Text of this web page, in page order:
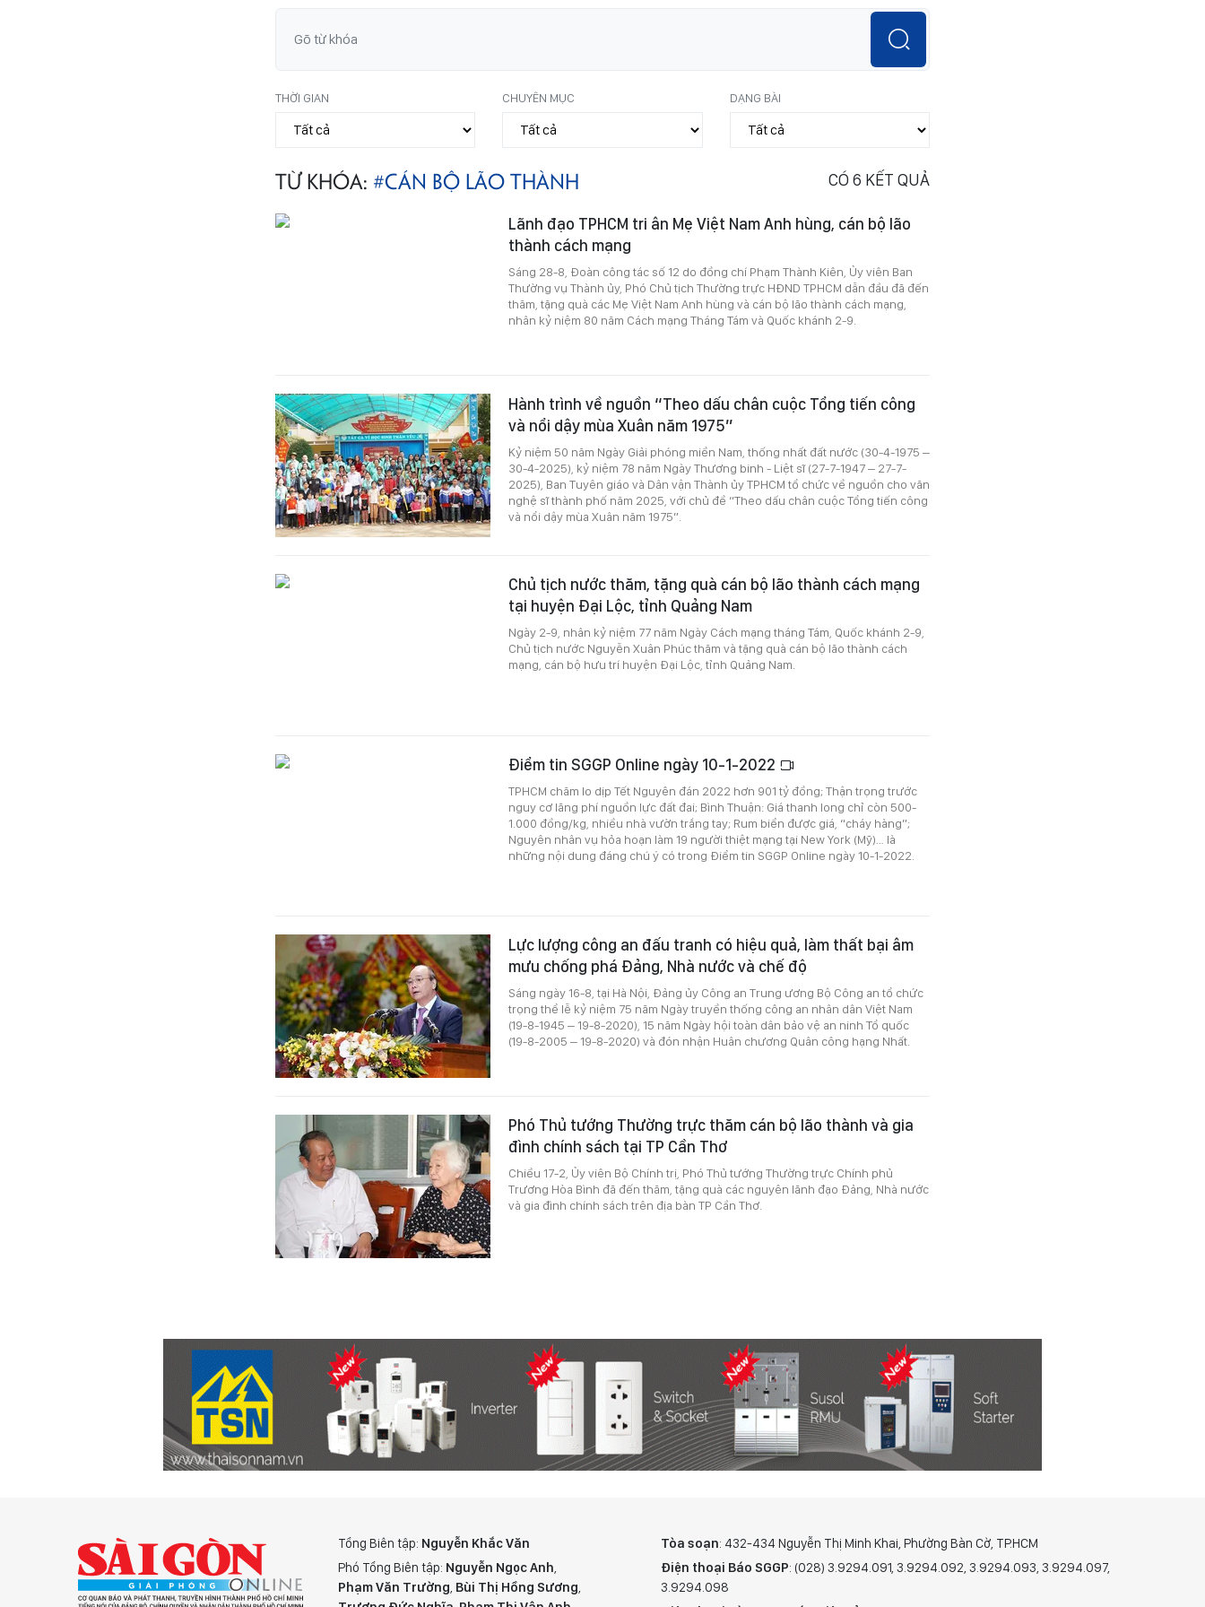
THỜI GIAN CHUYÊN MỤC DẠNG BÀI
TỪ KHÓA: #CÁN BỘ LÃO THÀNH CÓ 6 KẾT QUẢ
Lãnh đạo TPHCM tri ân Mẹ Việt Nam Anh hùng, cán bộ lão
thành cách mạng
Sáng 28-8, Đoàn công tác số 12 do đồng chí Phạm Thành Kiên, Ủy viên Ban
Thường vụ Thành ủy, Phó Chủ tịch Thường trực HĐND TPHCM dẫn đầu đã đến
thăm, tặng quà các Mẹ Việt Nam Anh hùng và cán bộ lão thành cách mạng,
nhân kỷ niệm 80 năm Cách mạng Tháng Tám và Quốc khánh 2-9.
Hành trình về nguồn “Theo dấu chân cuộc Tổng tiến công
và nổi dậy mùa Xuân năm 1975”
Kỷ niệm 50 năm Ngày Giải phóng miền Nam, thống nhất đất nước (30-4-1975 –
30-4-2025), kỷ niệm 78 năm Ngày Thương binh - Liệt sĩ (27-7-1947 – 27-7-
2025), Ban Tuyên giáo và Dân vận Thành ủy TPHCM tổ chức về nguồn cho văn
nghệ sĩ thành phố năm 2025, với chủ đề “Theo dấu chân cuộc Tổng tiến công
và nổi dậy mùa Xuân năm 1975”.
Chủ tịch nước thăm, tặng quà cán bộ lão thành cách mạng
tại huyện Đại Lộc, tỉnh Quảng Nam
Ngày 2-9, nhân kỷ niệm 77 năm Ngày Cách mạng tháng Tám, Quốc khánh 2-9,
Chủ tịch nước Nguyễn Xuân Phúc thăm và tặng quà cán bộ lão thành cách
mạng, cán bộ hưu trí huyện Đại Lộc, tỉnh Quảng Nam.
Điểm tin SGGP Online ngày 10-1-2022
TPHCM chăm lo dịp Tết Nguyên đán 2022 hơn 901 tỷ đồng; Thận trọng trước
nguy cơ lãng phí nguồn lực đất đai; Bình Thuận: Giá thanh long chỉ còn 500-
1.000 đồng/kg, nhiều nhà vườn trắng tay; Rum biển được giá, “cháy hàng”;
Nguyên nhân vụ hỏa hoạn làm 19 người thiệt mạng tại New York (Mỹ)… là
những nội dung đáng chú ý có trong Điểm tin SGGP Online ngày 10-1-2022.
Lực lượng công an đấu tranh có hiệu quả, làm thất bại âm
mưu chống phá Đảng, Nhà nước và chế độ
Sáng ngày 16-8, tại Hà Nội, Đảng ủy Công an Trung ương Bộ Công an tổ chức
trọng thể lễ kỷ niệm 75 năm Ngày truyền thống công an nhân dân Việt Nam
(19-8-1945 – 19-8-2020), 15 năm Ngày hội toàn dân bảo vệ an ninh Tổ quốc
(19-8-2005 – 19-8-2020) và đón nhận Huân chương Quân công hạng Nhất.
Phó Thủ tướng Thường trực thăm cán bộ lão thành và gia
đình chính sách tại TP Cần Thơ
Chiều 17-2, Ủy viên Bộ Chính trị, Phó Thủ tướng Thường trực Chính phủ
Trương Hòa Bình đã đến thăm, tặng quà các nguyên lãnh đạo Đảng, Nhà nước
và gia đình chính sách trên địa bàn TP Cần Thơ.
Tổng Biên tập: Nguyễn Khắc Văn
Phó Tổng Biên tập: Nguyễn Ngọc Anh,
Phạm Văn Trường, Bùi Thị Hồng Sương,
Tòa soạn: 432-434 Nguyễn Thị Minh Khai, Phường Bàn Cờ, TP.HCM
Điện thoại Báo SGGP: (028) 3.9294.091, 3.9294.092, 3.9294.093, 3.9294.097,
3.9294.098